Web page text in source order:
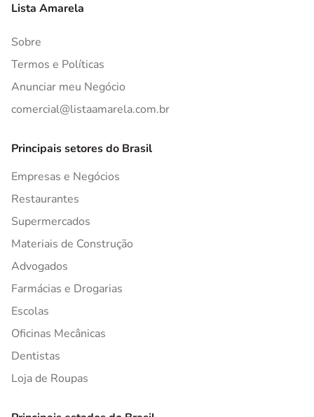
Lista Amarela
Sobre
Termos e Políticas
Anunciar meu Negócio
comercial@listaamarela.com.br
Principais setores do Brasil
Empresas e Negócios
Restaurantes
Supermercados
Materiais de Construção
Advogados
Farmácias e Drogarias
Escolas
Oficinas Mecânicas
Dentistas
Loja de Roupas